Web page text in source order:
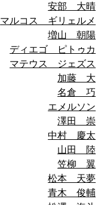
安部 大晴
マルコス ギリェルメ
増山 朝陽
ディエゴ ピトゥカ
マテウス ジェズス
加藤 大
名倉 巧
エメルソン
澤田 崇
中村 慶太
山田 陸
笠柳 翼
松本 天夢
青木 俊輔